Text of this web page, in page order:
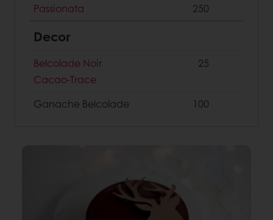
Passionata 250
Decor
Belcolade Noir
Cacao-Trace
25
Ganache Belcolade 100